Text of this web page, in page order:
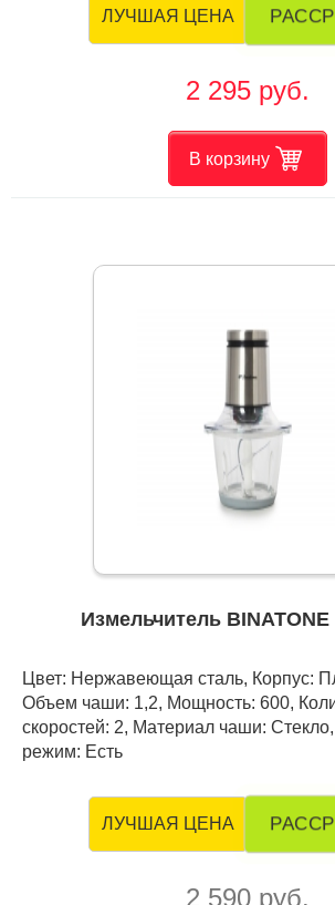
ЛУЧШАЯ ЦЕНА
2 295 руб.
В корзину
Измельчитель BINATONE
Цвет: Нержавеющая сталь, Корпус:
Объем чаши: 1,2, Мощность: 600,
скоростей: 2, Материал чаши:
режим: Есть
ЛУЧШАЯ ЦЕНА
2 590 руб.